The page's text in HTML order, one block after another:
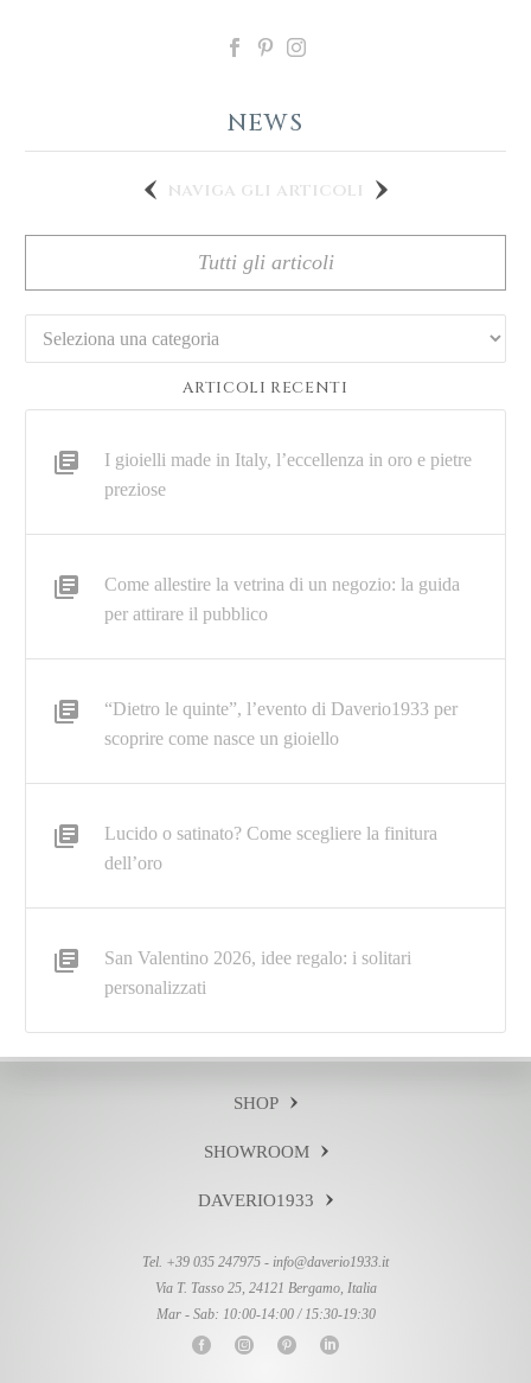
NEWS
naviga gli articoli
Tutti gli articoli
Categorie
ARTICOLI RECENTI
I gioielli made in Italy, l’eccellenza in oro e pietre
preziose
Come allestire la vetrina di un negozio: la guida
per attirare il pubblico
“Dietro le quinte”, l’evento di Daverio1933 per
scoprire come nasce un gioiello
Lucido o satinato? Come scegliere la finitura
dell’oro
San Valentino 2026, idee regalo: i solitari
personalizzati
SHOP
SHOWROOM
DAVERIO1933
Tel. +39 035 247975 - info@daverio1933.it
Via T. Tasso 25, 24121 Bergamo, Italia
Mar - Sab: 10:00-14:00 / 15:30-19:30